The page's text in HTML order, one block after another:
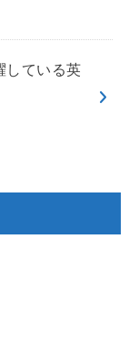
している英